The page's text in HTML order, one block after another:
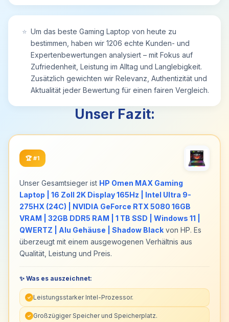
⭐ Um das beste Gaming Laptop von heute zu
bestimmen, haben wir 1206 echte Kunden- und
Expertenbewertungen analysiert – mit Fokus auf
Zufriedenheit, Leistung im Alltag und Langlebigkeit.
Zusätzlich gewichten wir Relevanz, Authentizität und
Aktualität jeder Bewertung für einen fairen Vergleich.
Unser Fazit:
🏆 #1
Unser Gesamtsieger ist HP Omen MAX Gaming
Laptop | 16 Zoll 2K Display 165Hz | Intel Ultra 9-
275HX (24C) | NVIDIA GeForce RTX 5080 16GB
VRAM | 32GB DDR5 RAM | 1 TB SSD | Windows 11 |
QWERTZ | Alu Gehäuse | Shadow Black von HP. Es
überzeugt mit einem ausgewogenen Verhältnis aus
Qualität, Leistung und Preis.
✨ Was es auszeichnet:
✓ Leistungsstarker Intel-Prozessor.
✓ Großzügiger Speicher und Speicherplatz.